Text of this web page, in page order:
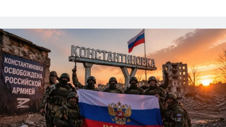
il
drone
che
decide
chi
deve
morire